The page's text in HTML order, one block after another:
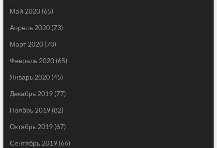
Май 2020(65)
Апрель 2020(73)
Март 2020(70)
Февраль 2020(65)
Январь 2020(45)
Декабрь 2019(77)
Ноябрь 2019(82)
Октябрь 2019(67)
Сентябрь 2019(66)